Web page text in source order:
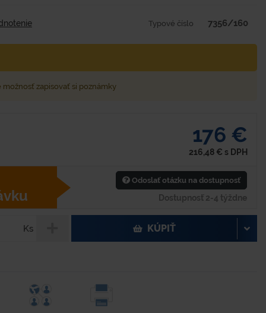
Typové číslo 7356/160
možnosť zapisovať si poznámky
176 €
216,48 € s DPH
Odoslať otázku na dostupnosť
Dostupnosť 2-4 týždne
Ks KÚPIŤ